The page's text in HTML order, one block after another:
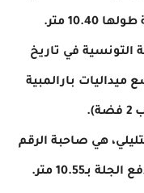
التونسية في تاريخ
ميداليات بارالمبية
هي صاحبة الرقم
بـ10.55 متر.